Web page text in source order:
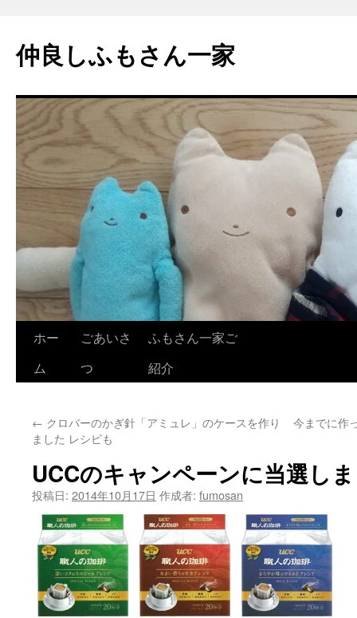
テ
ン
へ
ス
キ
ッ
仲良しふもさん一家
ホー
ム
ごあいさ
つ
ふもさん一家ご
紹介
← クロバーのかぎ針「アミュレ」のケースを作り
ました レシピも
今までに作
UCCのキャンペーンに当選し
投稿日: 2014年10月17日 作成者: fumosan